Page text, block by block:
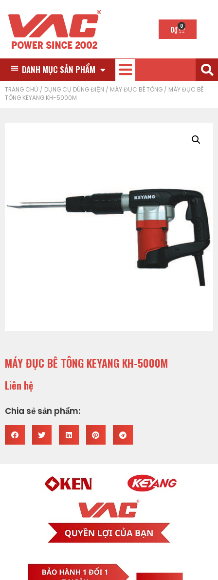
0₫ 0
DANH MỤC SẢN PHẨM
TRANG CHỦ / DỤNG CỤ DÙNG ĐIỆN / MÁY ĐỤC BÊ TÔNG / MÁY ĐỤC BÊ
TÔNG KEYANG KH-5000M
MÁY ĐỤC BÊ TÔNG KEYANG KH-5000M
Liên hệ
Chia sẻ sản phẩm: